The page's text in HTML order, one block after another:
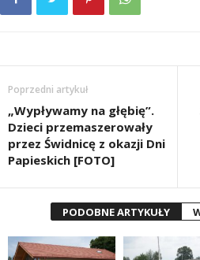
Poprzedni artykuł
„Wypływamy na głębię”.
Dzieci przemaszerowały
przez Świdnicę z okazji Dni
Papieskich [FOTO]
PODOBNE ARTYKUŁY